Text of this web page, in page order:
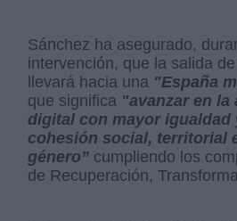
Sánchez ha asegurado,
intervención, que la salida
llevará hacia una "España
que significa "avanzar en la
digital con mayor igualdad
cohesión social, territorial
género” cumpliendo los
de Recuperación,